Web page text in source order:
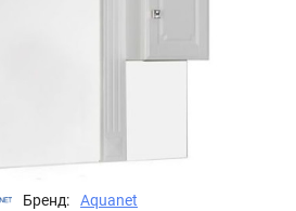
Бренд: Aquanet